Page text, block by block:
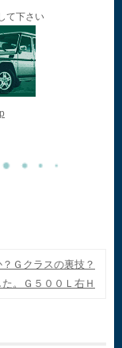
て下さい
Ｇクラスの裏技？
。Ｇ５００Ｌ右Ｈ